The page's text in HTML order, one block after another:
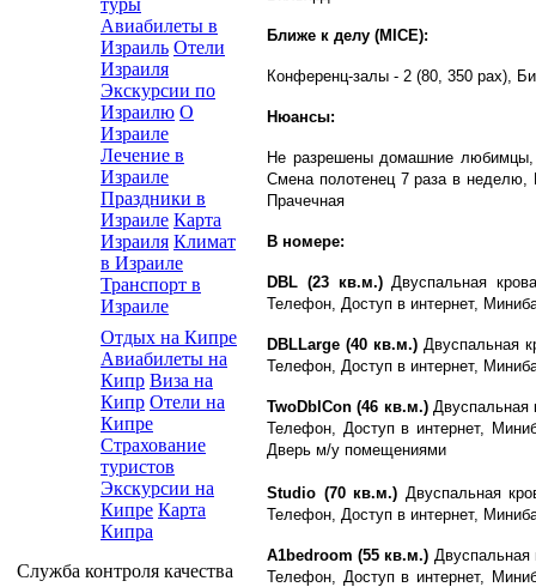
туры
Авиабилеты в
Израиль Отели
Израиля
Экскурсии по
Израилю О
Израиле
Лечение в
Израиле
Праздники в
Израиле Карта
Израиля Климат
в Израиле
Транспорт в
Израиле
Отдых на Кипре
Авиабилеты на
Кипр Виза на
Кипр Отели на
Кипре
Страхование
туристов
Экскурсии на
Кипре Карта
Кипра
Служба контроля качества
Ближе к делу (MICE):
Конференц-залы - 2 (80, 350 pax),
Нюансы:
Не разрешены домашние любимцы,
Смена полотенец 7 раза в неделю,
Прачечная
В номере:
DBL (23 кв.м.) Двуспальная
Телефон, Доступ в интернет,
DBLLarge (40 кв.м.) Двуспальная
Телефон, Доступ в интернет,
TwoDblCon (46 кв.м.) Двуспальная
Телефон, Доступ в интернет,
Дверь м/у помещениями
Studio (70 кв.м.) Двуспальная
Телефон, Доступ в интернет,
A1bedroom (55 кв.м.)
Телефон, Доступ в интернет,